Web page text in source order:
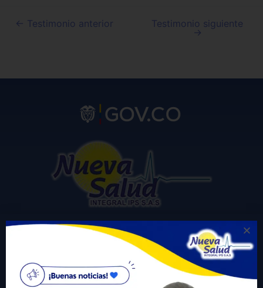
← Testimonio anterior Testimonio siguiente
→
Carrera 20 # 23A -20 La Granja San José del Guaviare
Correo electrónico para notificaciones judiciales:
gerencia@nuevasaludips.com